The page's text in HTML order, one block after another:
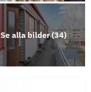
Se alla bilder (34)